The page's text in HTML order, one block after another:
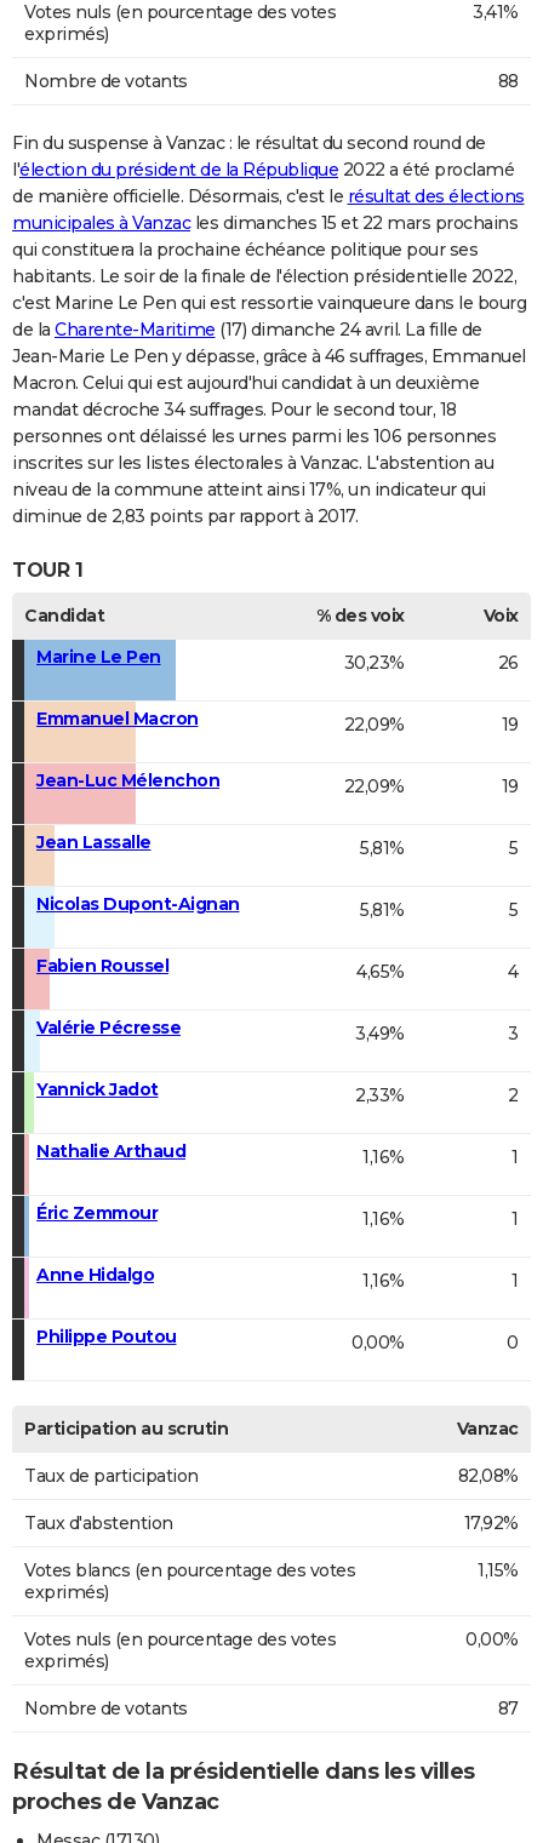
Votes nuls (en pourcentage des votes
exprimés)
3,41%
Nombre de votants 88
Fin du suspense à Vanzac : le résultat du second round de
l'élection du président de la République 2022 a été proclamé
de manière officielle. Désormais, c'est le résultat des élections
municipales à Vanzacles dimanches 15 et 22 mars prochains
qui constituera la prochaine échéance politique pour ses
habitants. Le soir de la finale de l'élection présidentielle 2022,
c'est Marine Le Pen qui est ressortie vainqueure dans le bourg
de la Charente-Maritime (17) dimanche 24 avril. La fille de
Jean-Marie Le Pen y dépasse, grâce à 46 suffrages, Emmanuel
Macron. Celui qui est aujourd'hui candidat à un deuxième
mandat décroche 34 suffrages. Pour le second tour, 18
personnes ont délaissé les urnes parmi les 106 personnes
inscrites sur les listes électorales à Vanzac. L'abstention au
niveau de la commune atteint ainsi 17%, un indicateur qui
diminue de 2,83 points par rapport à 2017.
TOUR 1
Candidat % des voix
Voix
Marine Le Pen
30,23% 26
Emmanuel Macron 22,09% 19
Jean-Luc Mélenchon 22,09% 19
Jean Lassalle 5,81% 5
Nicolas Dupont-Aignan 5,81% 5
Fabien Roussel 4,65% 4
Valérie Pécresse 3,49% 3
Yannick Jadot 2,33% 2
Nathalie Arthaud 1,16% 1
Éric Zemmour 1,16% 1
Anne Hidalgo 1,16% 1
Philippe Poutou 0,00% 0
Participation au scrutin Vanzac
Taux de participation 82,08%
Taux d'abstention 17,92%
Votes blancs (en pourcentage des votes
exprimés)
1,15%
Votes nuls (en pourcentage des votes
exprimés)
0,00%
Nombre de votants 87
Résultat de la présidentielle dans les villes
proches de Vanzac